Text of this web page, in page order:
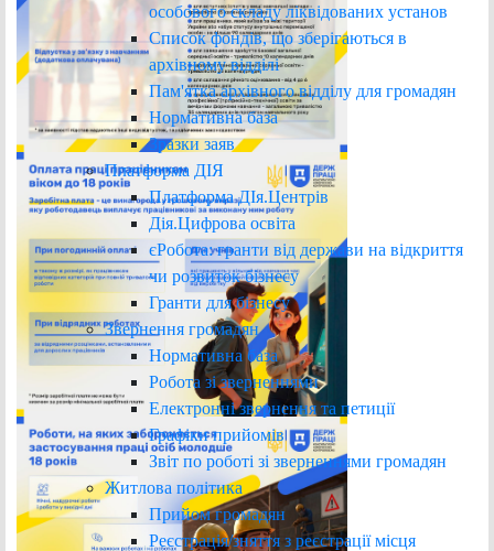
особового складу ліквідованих установ
Список фондів, що зберігаються в
архівному відділі
Пам'ятка архівного відділу для громадян
Нормативна база
Зразки заяв
Платформа ДІЯ
Платформа ДІя.Центрів
Дія.Цифрова освіта
єРобота: гранти від держави на відкриття
чи розвиток бізнесу
Гранти для бізнесу
Звернення громадян
Нормативна база
Робота зі зверненнями
Електронні звернення та петиції
Графіки прийомів
Звіт по роботі зі зверненнями громадян
Житлова політика
Прийом громадян
Реєстрація/зняття з реєстрації місця